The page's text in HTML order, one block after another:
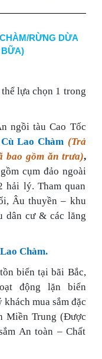
RỪNG DỪA
lựa chọn 1 trong
ngồi tàu Cao Tốc
Lao Chàm (Trả
bao gồm ăn trưa),
cụm đảo ngoài
hải lý. Tham quan
Âu thuyền – khu
dân cư & các lăng
Chàm.
biển tại bãi Bắc,
động lặn biển
mua sắm đặc
Miền Trung (Được
An toàn – Chất